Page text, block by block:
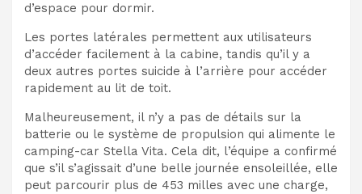
d’espace pour dormir.
Les portes latérales permettent aux utilisateurs
d’accéder facilement à la cabine, tandis qu’il y a
deux autres portes suicide à l’arrière pour accéder
rapidement au lit de toit.
Malheureusement, il n’y a pas de détails sur la
batterie ou le système de propulsion qui alimente le
camping-car Stella Vita. Cela dit, l’équipe a confirmé
que s’il s’agissait d’une belle journée ensoleillée, elle
peut parcourir plus de 453 milles avec une charge,